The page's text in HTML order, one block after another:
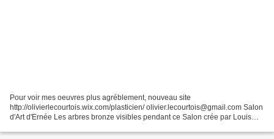
Pour voir mes oeuvres plus agréblement, nouveau site
http://olivierlecourtois.wix.com/plasticien/ olivier.lecourtois@gmail.com Salon
d'Art d'Ernée Les arbres bronze visibles pendant ce Salon crée par Louis